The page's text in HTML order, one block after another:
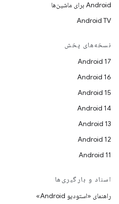
Android برای ماشین‌ها
Android TV
نسخه‌های پخش
Android 17
Android 16
Android 15
Android 14
Android 13
Android 12
Android 11
اسناد و بارگیری‌ها
راهنمای «استودیو Android»